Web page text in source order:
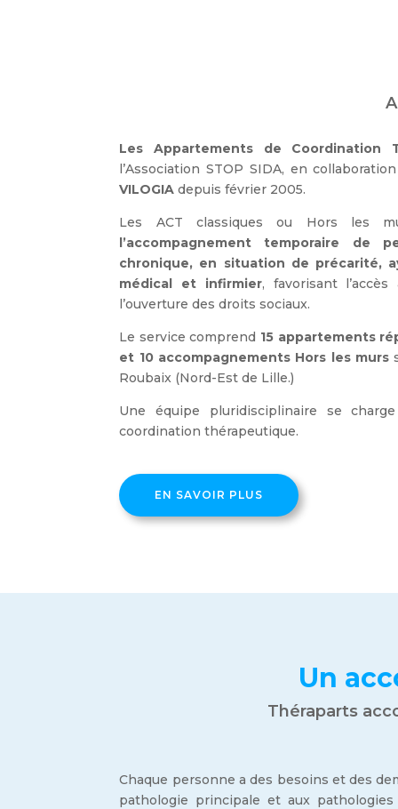
Les Appartements de Coordination
l’Association STOP SIDA, en
VILOGIA depuis février 2005.
Les ACT classiques ou Hors les
l’accompagnement temporaire de
chronique, en situation de précarité,
médical et infirmier, favorisant
l’ouverture des droits sociaux.
Le service comprend 15 appartements
et 10 accompagnements Hors les murs
Roubaix (Nord-Est de Lille.)
Une équipe pluridisciplinaire se
coordination thérapeutique.
EN SAVOIR PLUS
Un
Théraparts
Chaque personne a des besoins et des
pathologie principale et aux